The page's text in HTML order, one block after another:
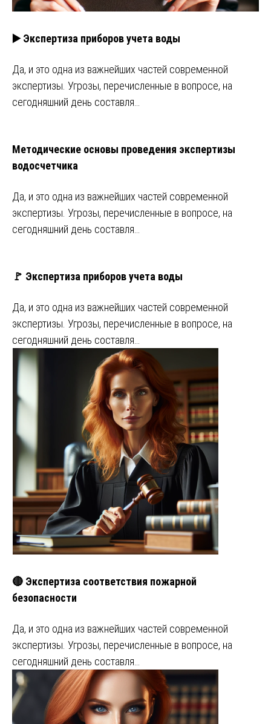
▶️ Экспертиза приборов учета воды
Да, и это одна из важнейших частей современной
экспертизы. Угрозы, перечисленные в вопросе, на
сегодняшний день составля…
Методические основы проведения экспертизы
водосчетчика
Да, и это одна из важнейших частей современной
экспертизы. Угрозы, перечисленные в вопросе, на
сегодняшний день составля…
🚩 Экспертиза приборов учета воды
Да, и это одна из важнейших частей современной
экспертизы. Угрозы, перечисленные в вопросе, на
сегодняшний день составля…
🔴 Экспертиза соответствия пожарной
безопасности
Да, и это одна из важнейших частей современной
экспертизы. Угрозы, перечисленные в вопросе, на
сегодняшний день составля…